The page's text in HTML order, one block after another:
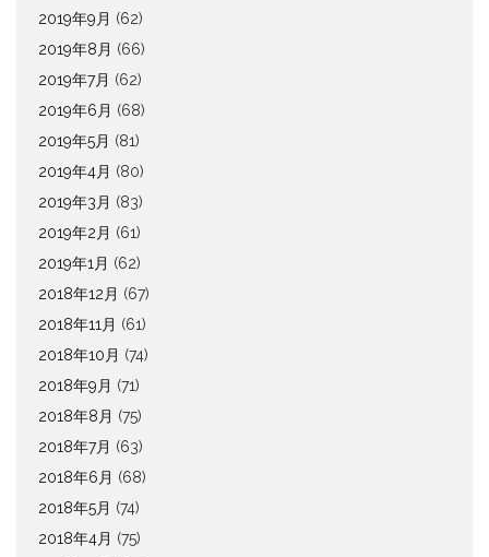
2019年9月 (62)
2019年8月 (66)
2019年7月 (62)
2019年6月 (68)
2019年5月 (81)
2019年4月 (80)
2019年3月 (83)
2019年2月 (61)
2019年1月 (62)
2018年12月 (67)
2018年11月 (61)
2018年10月 (74)
2018年9月 (71)
2018年8月 (75)
2018年7月 (63)
2018年6月 (68)
2018年5月 (74)
2018年4月 (75)